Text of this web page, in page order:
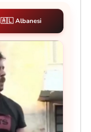
🇦🇱 Albanesi